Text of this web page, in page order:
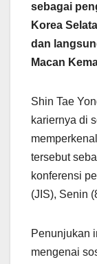
sebagai
Korea
dan
Macan
Shin Tae
kariernya di
tersebut
konferensi
(JIS), Senin
Penunjukan
mengenai